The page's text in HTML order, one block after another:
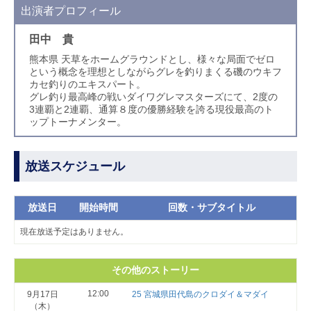
出演者プロフィール
田中 貴
熊本県 天草をホームグラウンドとし、様々な局面でゼロ
という概念を理想としながらグレを釣りまくる磯のウキフ
カセ釣りのエキスパート。
グレ釣り最高峰の戦いダイワグレマスターズにて、2度の
3連覇と2連覇、通算８度の優勝経験を誇る現役最高のト
ップトーナメンター。
放送スケジュール
放送日 開始時間 回数・サブタイトル
現在放送予定はありません。
その他のストーリー
9月17日
（木）
12:00 25 宮城県田代島のクロダイ＆マダイ